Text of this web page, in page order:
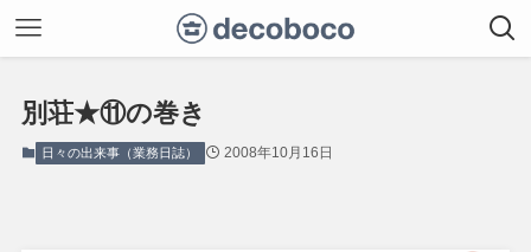
別荘★⑪の巻き
日々の出来事（業務日誌） 2008年10月16日